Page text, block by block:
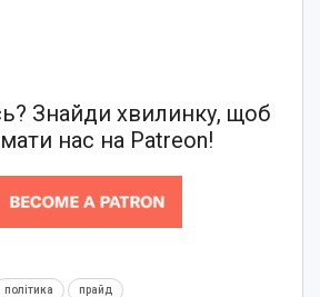
Знайди хвилинку, щоб
нас на Patreon!
політика прайд